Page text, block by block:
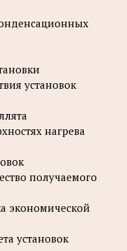
установок
нагрева
получаемого
экономической
установок